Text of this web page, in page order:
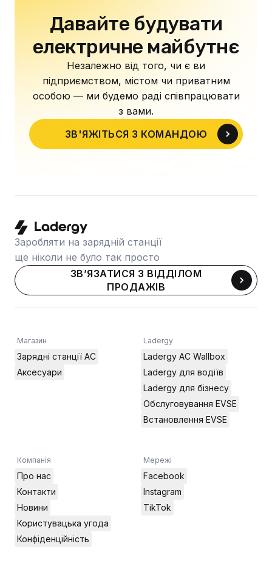
Давайте будувати
електричне майбутнє
Незалежно від того, чи є ви
підприємством, містом чи приватним
особою — ми будемо раді співпрацювати
з вами.
ЗВ'ЯЖІТЬСЯ З КОМАНДОЮ
Заробляти на зарядній станції
ще ніколи не було так просто
ЗВ’ЯЗАТИСЯ З ВІДДІЛОМ
ПРОДАЖІВ
Магазин
Зарядні станції AC
Аксесуари
Ladergy
Ladergy AC Wallbox
Ladergy для водіїв
Ladergy для бізнесу
Обслуговування EVSE
Встановлення EVSE
Компанія
Про нас
Контакти
Новини
Користувацька угода
Конфіденційність
Мережі
Facebook
Instagram
TikTok